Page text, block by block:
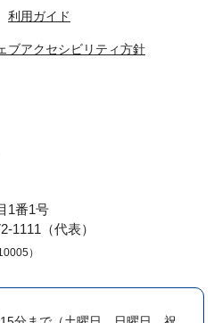
利用ガイド
ブアクセシビリティ方針
1番1号
1111（代表）
）